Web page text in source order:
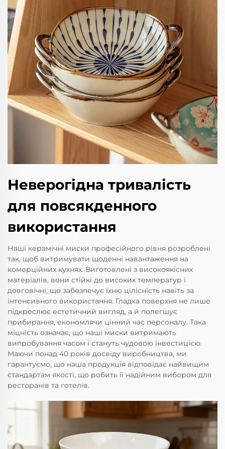
Неверогідна тривалість
для повсякденного
використання
Наші керамічні миски професійного рівня розроблені
так, щоб витримувати щоденні навантаження на
комерційних кухнях. Виготовлені з високоякісних
матеріалів, вони стійкі до високих температур і
довговічні, що забезпечує їхню цілісність навіть за
інтенсивного використання. Гладка поверхня не лише
підкреслює естетичний вигляд, а й полегшує
прибирання, економлячи цінний час персоналу. Така
міцність означає, що наші миски витримають
випробування часом і стануть чудовою інвестицією.
Маючи понад 40 років досвіду виробництва, ми
гарантуємо, що наша продукція відповідає найвищим
стандартам якості, що робить її надійним вибором для
ресторанів та готелів.